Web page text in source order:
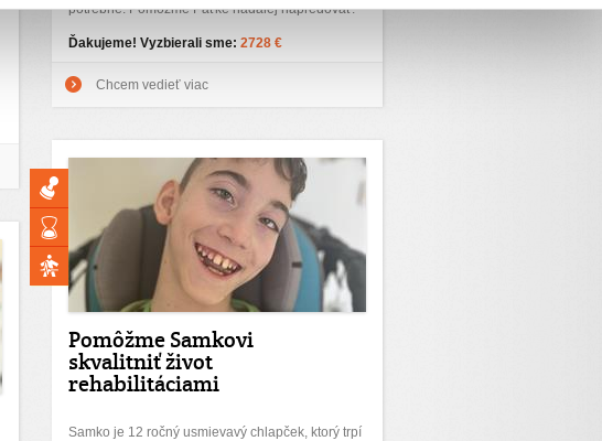
potrebné. Pomôžme Paťke naďalej napredovať.
Ďakujeme! Vyzbierali sme: 2728 €
Chcem vedieť viac
Pomôžme Samkovi
skvalitniť život
rehabilitáciami
Samko je 12 ročný usmievavý chlapček, ktorý trpí